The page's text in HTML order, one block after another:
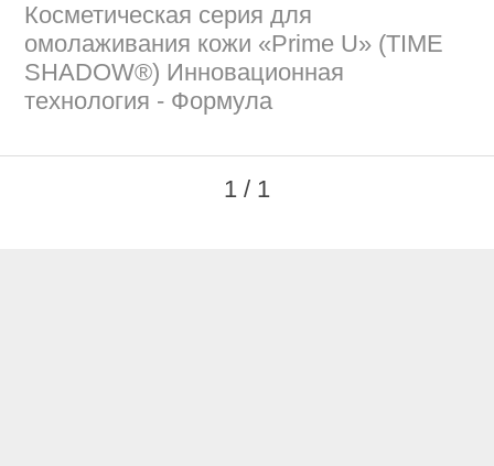
Косметическая серия для
омолаживания кожи «Prime U» (TIME
SHADOW®) Инновационная
технология - Формула
1 / 1